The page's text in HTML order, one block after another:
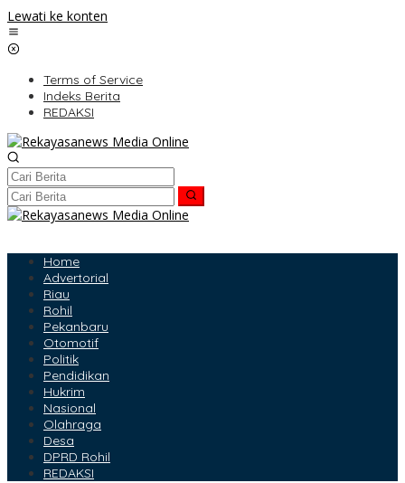
Lewati ke konten
Terms of Service
Indeks Berita
REDAKSI
Home
Advertorial
Riau
Rohil
Pekanbaru
Otomotif
Politik
Pendidikan
Hukrim
Nasional
Olahraga
Desa
DPRD Rohil
REDAKSI